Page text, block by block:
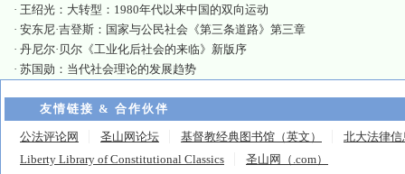
· 王绍光：大转型：1980年代以来中国的双向运动
· 安东尼·吉登斯：国家与公民社会《第三条道路》第三章
· 丹尼尔·贝尔《工业化后社会的来临》新版序
· 苏国勋：当代社会理论的发展趋势
友情链接 & 合作伙伴
公法评论网 圣山网论坛 基督教经典图书馆（英文）
北大法律信
Liberty Library of Constitutional Classics
圣山网（.com）